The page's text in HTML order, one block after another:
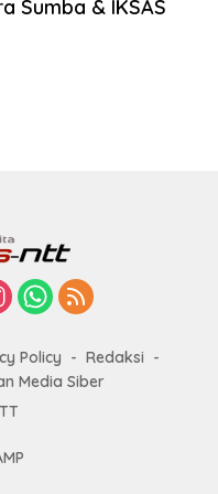
Sumba & IKSAS
Policy
Redaksi
Media Siber